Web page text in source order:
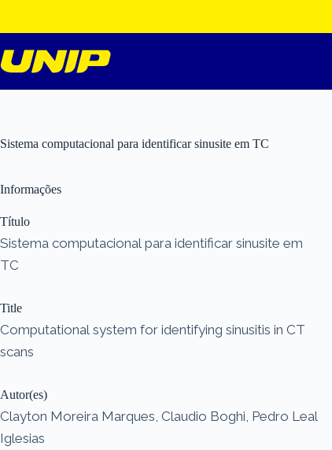
o
conteúdo
Sistema computacional para identificar sinusite em TC
Informações
Título
Sistema computacional para identificar sinusite em
TC
Title
Computational system for identifying sinusitis in CT
scans
Autor(es)
Clayton Moreira Marques, Claudio Boghi, Pedro Leal
Iglesias